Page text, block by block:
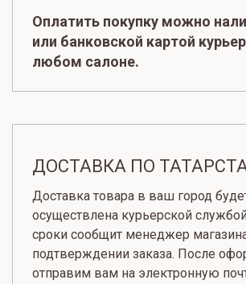
Оплатить покупку можно
или банковской картой
любом салоне.
ДОСТАВКА ПО
Доставка товара в ваш город
осуществлена курьерской
сроки сообщит менеджер
подтверждении заказа. После
отправим вам на электронную